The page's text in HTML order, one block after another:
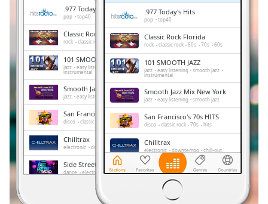
Chapters
Chapters
Descriptions
descriptions
off,
selected
Subtitles
subtitles
.977 Today's Hits
pop top40
Classic Rock Florida
rock classic rock 80s 70s 60s
101 SMOOTH JAZZ
jazz easy listening smooth jazz
instrumental
Smooth Jazz Mix New York
jazz easy listening smooth jazz
San Francisco's 70s HITS
disco classic rock 70s hits
Chilltrax
electronic downtempo chill-out
Side Street Radio
dance electronic trance house
progressive house
FOX News Talk
.977 Today's Hits
pop top40
Classic Rock Florida
rock classic rock 80s 70s 60s
101 SMOOTH JAZZ
jazz easy listening smooth jazz
instrumental
Smooth Jazz Mix New York
jazz easy listening smooth jazz
San Francisco's 70s HITS
disco classic rock 70s hits
Chilltrax
electronic downtempo chill-out
Side Street Radio
dance electronic trance house
progressive house
FOX News Talk